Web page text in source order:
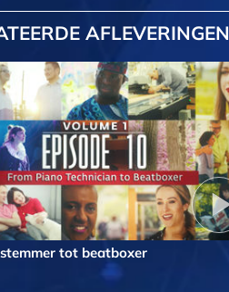
AFLEVERINGEN
tot beatboxer